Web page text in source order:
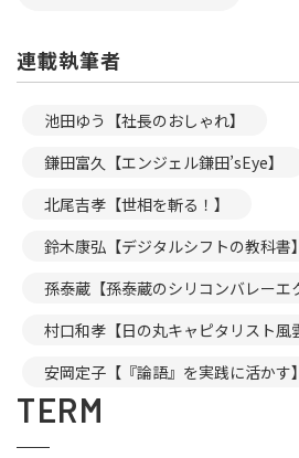
連載執筆者
池田ゆう【社長のおしゃれ】
鎌田富久【エンジェル鎌田’sEye】
北尾吉孝【世相を斬る！】
鈴木康弘【デジタルシフトの教科書】
孫泰蔵【孫泰蔵のシリコンバレーエ
村口和孝【日の丸キャピタリスト風
安岡定子【『論語』を実践に活かす】
TERM